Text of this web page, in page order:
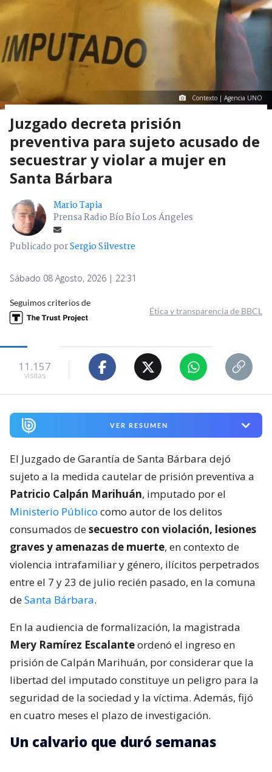
Contexto | Agencia UNO
Juzgado decreta prisión
preventiva para sujeto acusado de
secuestrar y violar a mujer en
Santa Bárbara
Mario Tapia
Prensa Radio Bío Bío Los Ángeles
Publicado porSergio Silvestre
Sábado 08 Agosto, 2026 | 22:31
Seguimos criterios de
Ética y transparencia de BBCL
11.157
visitas
VER RESUMEN
El Juzgado de Garantía de Santa Bárbara dejó
sujeto a la medida cautelar de prisión preventiva a
Patricio Calpán Marihuán, imputado por el
Ministerio Público como autor de los delitos
consumados desecuestro con violación, lesiones
graves y amenazas de muerte, en contexto de
violencia intrafamiliar y género, ilícitos perpetrados
entre el 7 y 23 de julio recién pasado, en la comuna
deSanta Bárbara.
En la audiencia de formalización, la magistrada
Mery Ramírez Escalanteordenó el ingreso en
prisión de Calpán Marihuán, por considerar que la
libertad del imputado constituye un peligro para la
seguridad de la sociedad y la víctima. Además, fijó
en cuatro meses el plazo de investigación.
Un calvario que duró semanas